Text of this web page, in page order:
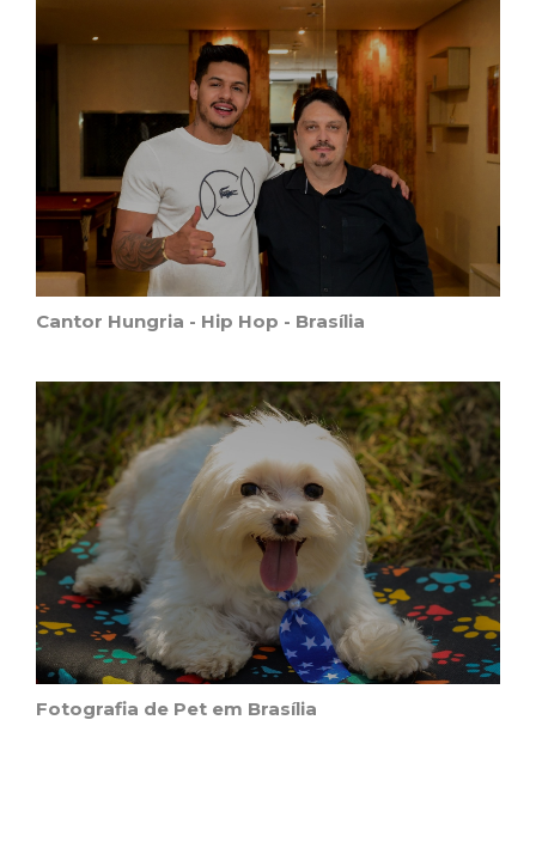
Cantor Hungria - Hip Hop - Brasília
Fotografia de Pet em Brasília